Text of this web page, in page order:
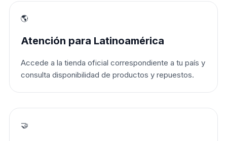
🌎
Atención para Latinoamérica
Accede a la tienda oficial correspondiente a tu país y
consulta disponibilidad de productos y repuestos.
🤝